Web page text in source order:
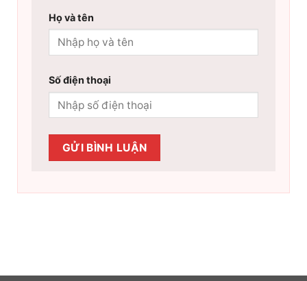
Họ và tên
Số điện thoại